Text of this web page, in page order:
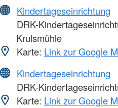
Kindertageseinrichtung
DRK-
Krulsmühle
Karte: Link zur Google
Kindertageseinrichtung
DRK-
Karte: Link zur Google